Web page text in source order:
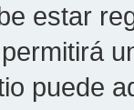
estar
puede